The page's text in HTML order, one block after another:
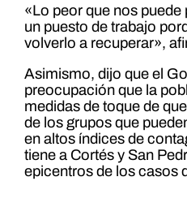
«Lo peor que nos
un puesto de trabajo
volverlo a recuperar»,
Asimismo, dijo que el
preocupación que la
medidas de toque de
de los grupos que
en altos índices de
tiene a Cortés y San
epicentros de los casos